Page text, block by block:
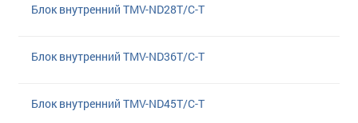
Блок внутренний TMV-ND28T/C-T
Блок внутренний TMV-ND36T/C-T
Блок внутренний TMV-ND45T/C-T